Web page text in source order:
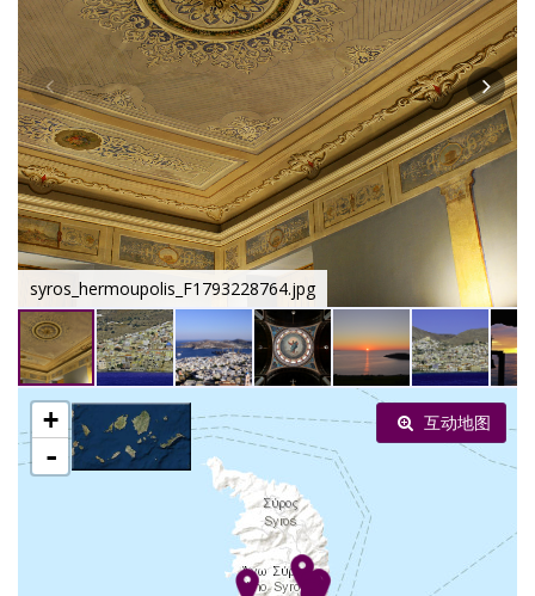
DE
IT
ES
RU
syros_hermoupolis_F1793228764.jpg
+
-
互动地图